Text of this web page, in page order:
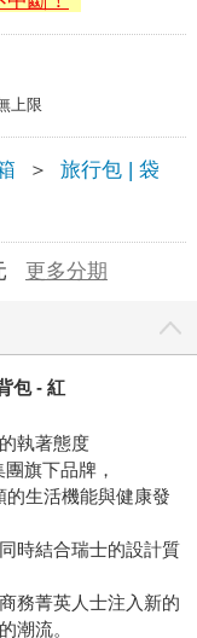
上限
＞
旅行包 | 袋
更多分期
包 - 紅
執著態度
旗下品牌，
生活機能與健康發
時結合瑞士的設計質
務菁英人士注入新的
潮流。